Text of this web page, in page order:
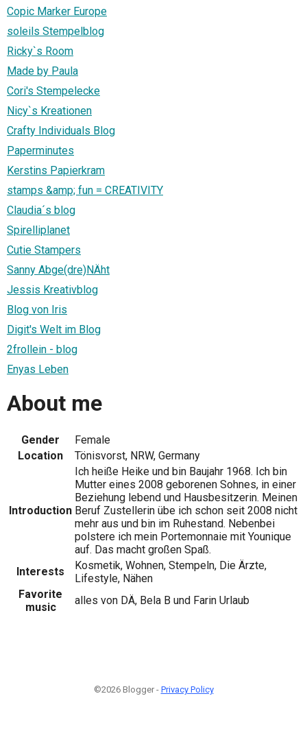
Copic Marker Europe
soleils Stempelblog
Ricky`s Room
Made by Paula
Cori's Stempelecke
Nicy`s Kreationen
Crafty Individuals Blog
Paperminutes
Kerstins Papierkram
stamps &amp; fun = CREATIVITY
Claudia´s blog
Spirelliplanet
Cutie Stampers
Sanny Abge(dre)NÄht
Jessis Kreativblog
Blog von Iris
Digit's Welt im Blog
2frollein - blog
Enyas Leben
About me
Gender
Female
Location
Tönisvorst, NRW, Germany
Introduction
Ich heiße Heike und bin Baujahr 1968. Ich bin
Mutter eines 2008 geborenen Sohnes, in einer
Beziehung lebend und Hausbesitzerin. Meinen
Beruf Zustellerin übe ich schon seit 2008 nicht
mehr aus und bin im Ruhestand. Nebenbei
polstere ich mein Portemonnaie mit Younique
auf. Das macht großen Spaß.
Interests
Kosmetik, Wohnen, Stempeln, Die Ärzte,
Lifestyle, Nähen
Favorite
music
alles von DÄ, Bela B und Farin Urlaub
©2026 Blogger - Privacy Policy